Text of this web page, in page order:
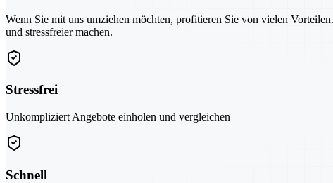
Wenn Sie mit uns umziehen möchten, profitieren Sie von vielen
und stressfreier machen.
Stressfrei
Unkompliziert Angebote einholen und vergleichen
Schnell